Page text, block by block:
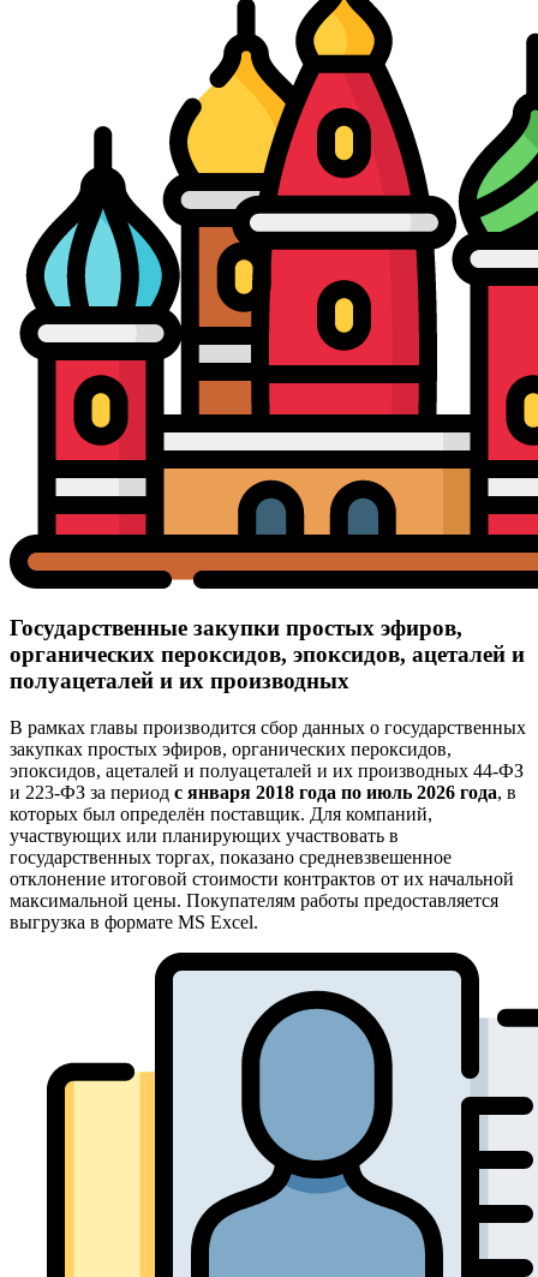
Государственные закупки простых эфиров,
органических пероксидов, эпоксидов, ацеталей и
полуацеталей и их производных
В рамках главы производится сбор данных о государственных
закупках простых эфиров, органических пероксидов,
эпоксидов, ацеталей и полуацеталей и их производных 44-ФЗ
и 223-ФЗ за период с января 2018 года по июль 2026 года, в
которых был определён поставщик. Для компаний,
участвующих или планирующих участвовать в
государственных торгах, показано средневзвешенное
отклонение итоговой стоимости контрактов от их начальной
максимальной цены. Покупателям работы предоставляется
выгрузка в формате MS Excel.